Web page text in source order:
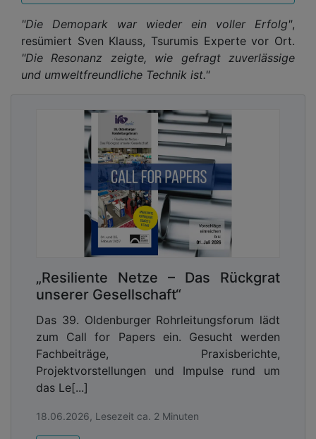
"Die Demopark war wieder ein voller Erfolg",
resümiert Sven Klauss, Tsurumis Experte vor Ort.
"Die Resonanz zeigte, wie gefragt zuverlässige
und umweltfreundliche Technik ist."
„Resiliente Netze – Das Rückgrat
unserer Gesellschaft“
Das 39. Oldenburger Rohrleitungsforum lädt
zum Call for Papers ein. Gesucht werden
Fachbeiträge, Praxisberichte,
Projektvorstellungen und Impulse rund um
das Le[...]
18.06.2026, Lesezeit ca. 2 Minuten